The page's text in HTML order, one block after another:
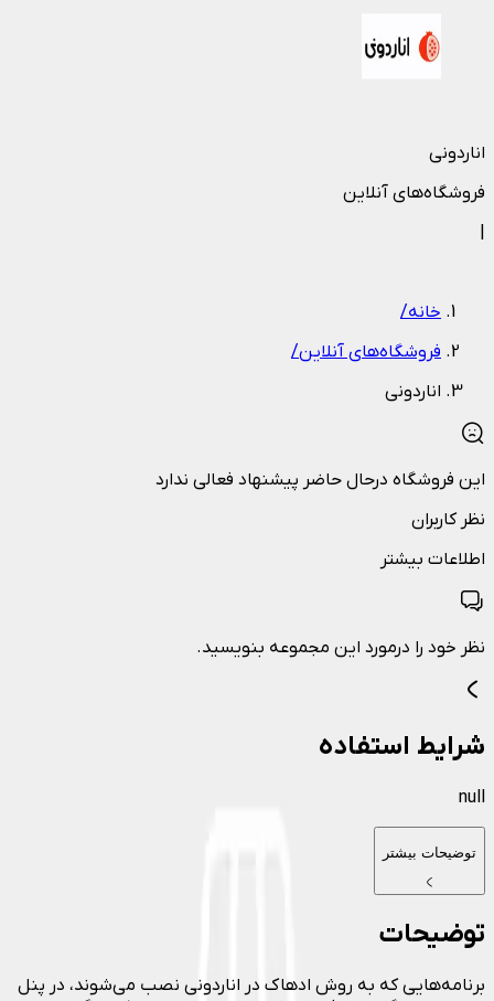
اناردونی
فروشگاه‌های آنلاین
خانه/
فروشگاه‌های آنلاین/
اناردونی
این فروشگاه درحال حاضر پیشنهاد فعالی ندارد
نظر کاربران
اطلاعات بیشتر
نظر خود را درمورد این مجموعه بنویسید.
شرایط استفاده
null
توضیحات بیشتر
توضیحات
برنامه‌هایی که به روش ادهاک در اناردونی نصب می‌شوند، در پنل